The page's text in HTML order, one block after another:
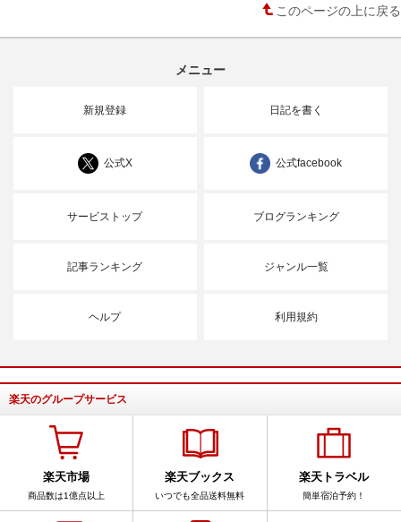
このページの上に戻る
メニュー
新規登録 日記を書く
公式X 公式facebook
サービストップ ブログランキング
記事ランキング ジャンル一覧
ヘルプ 利用規約
楽天のグループサービス
楽天市場
商品数は1億点以上
楽天ブックス
いつでも全品送料無料
楽天トラベル
簡単宿泊予約！